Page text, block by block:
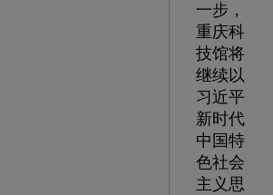
一步，
重庆科
技馆将
继续以
习近平
新时代
中国特
色社会
主义思